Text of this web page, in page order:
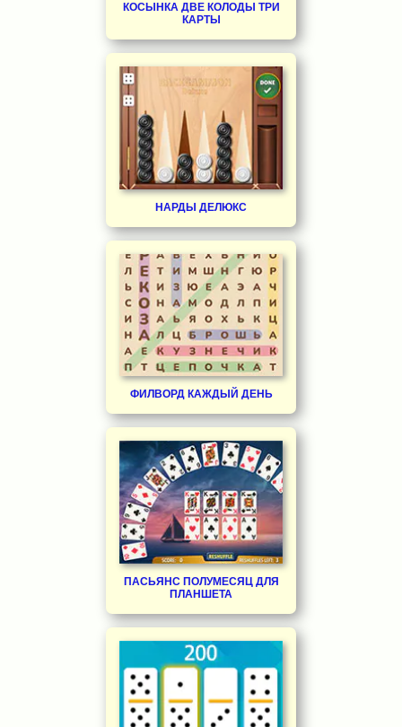
КОСЫНКА ДВЕ КОЛОДЫ ТРИ
КАРТЫ
НАРДЫ ДЕЛЮКС
ФИЛВОРД КАЖДЫЙ ДЕНЬ
ПАСЬЯНС ПОЛУМЕСЯЦ ДЛЯ
ПЛАНШЕТА